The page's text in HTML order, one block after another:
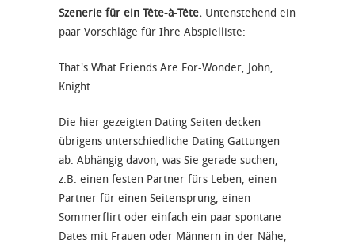
Szenerie für ein Tête-à-Tête. Untenstehend ein
paar Vorschläge für Ihre Abspielliste:
That's What Friends Are For-Wonder, John,
Knight
Die hier gezeigten Dating Seiten decken
übrigens unterschiedliche Dating Gattungen
ab. Abhängig davon, was Sie gerade suchen,
z.B. einen festen Partner fürs Leben, einen
Partner für einen Seitensprung, einen
Sommerflirt oder einfach ein paar spontane
Dates mit Frauen oder Männern in der Nähe,